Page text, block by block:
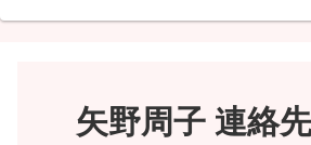
矢野周子 連絡